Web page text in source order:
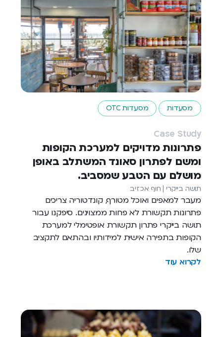
מסעדות מסעדות OTC
Case Study
פתרונות מדויקים למערכת הקופות
ומשם לפתרון סאונד המשתלב באופן
מושלם עם הטבע שמסביב.
תושה בייקרי | חוף אכזיב
מעבר למאפים ואוכל מטורף, קונדטוריה צריכים
פתרונות תקשורת לא פחות ממצוינים. סיפקנו עבור
תושה בייקרי פתרון תקשורת אופטימלי למערכת
הקופות בתפירה אישית למידותיו ובהתאם לתקציב
שלו.
לקרוא עוד